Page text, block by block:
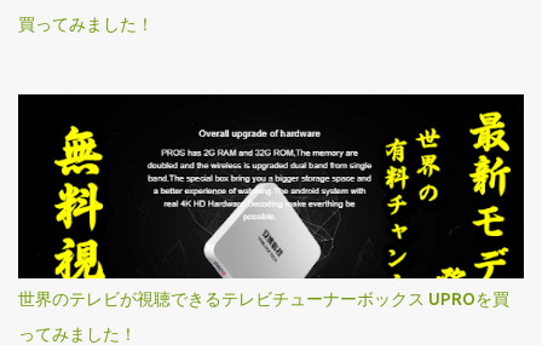
買ってみました！
世界のテレビが視聴できるテレビチューナーボックス UPROを買
ってみました！